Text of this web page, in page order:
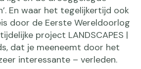
En waar het tegelijkertijd ook
door de Eerste Wereldoorlog
project LANDSCAPES |
dat je meeneemt door het
interessante – verleden.